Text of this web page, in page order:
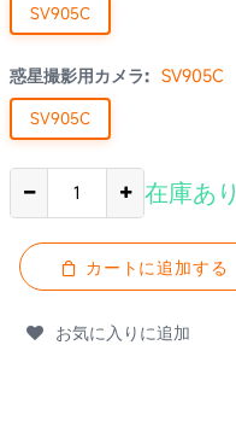
SV905C
惑星撮影用カメラ: SV905C
SV905C
在庫あり
カートに追加する
お気に入りに追加